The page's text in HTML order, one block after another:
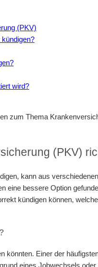
(PKV)
wird?
zum Thema
(PKV)
kann aus
eine bessere Option
kündigen können,
könnten. Einer der
eines Jobwechsels